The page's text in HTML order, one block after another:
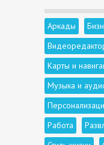
Аркады
Карты и
Музыка и
Работа